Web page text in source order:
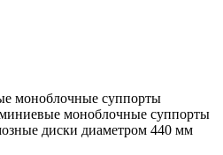
моноблочные суппорты
моноблочные суппорты
диски диаметром 440 мм